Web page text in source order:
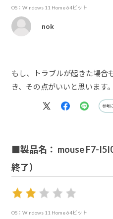
OS：Windows 11 Home 64ビット
nok
もし、トラブルが起きた場合
き、その点がいいと思います。
参考
■製品名： mouse F7-
終了）
OS：Windows 11 Home 64ビット